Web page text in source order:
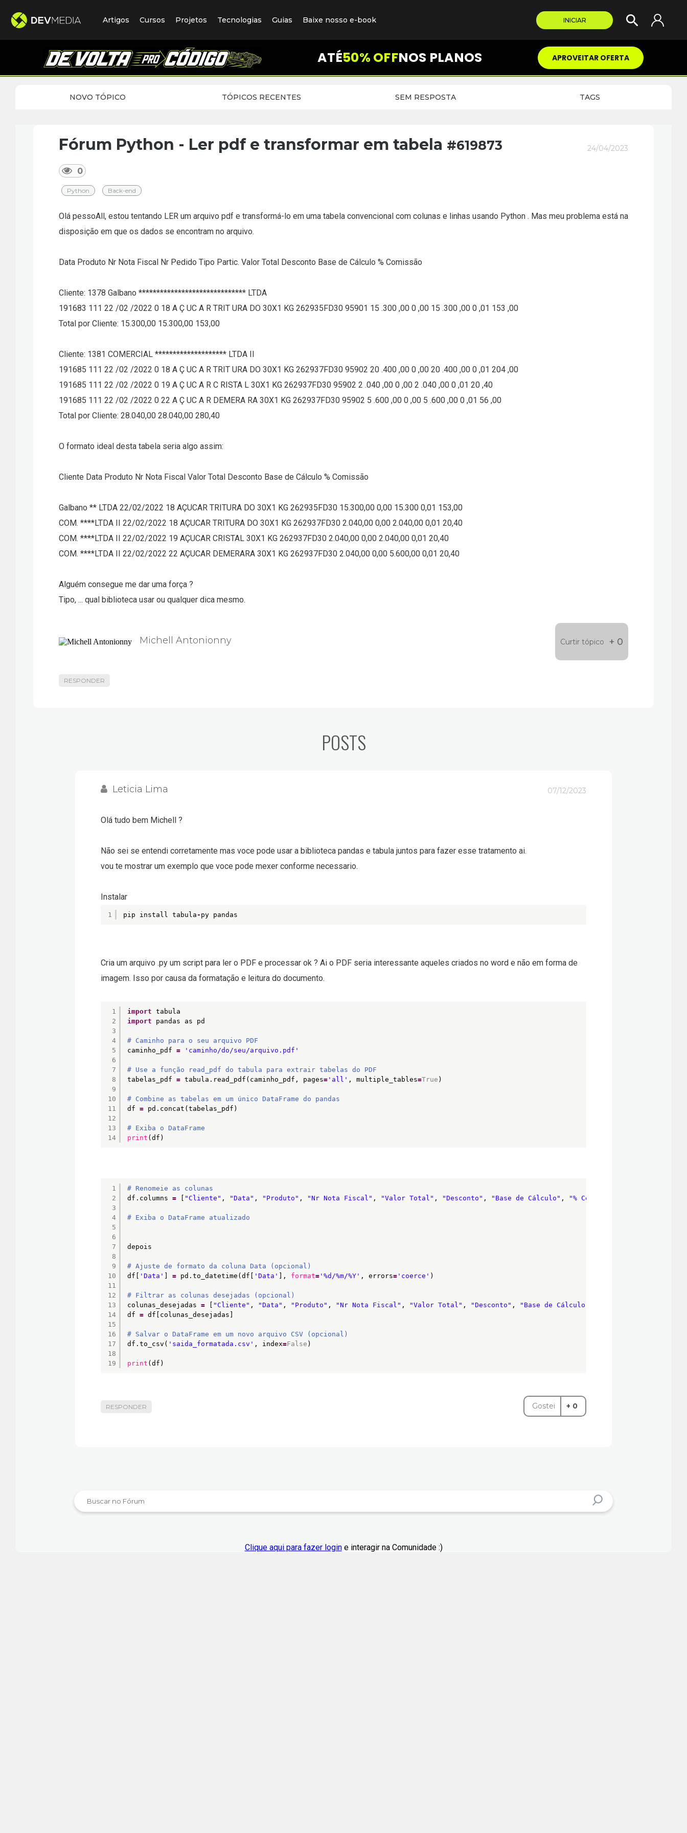
Artigos Cursos Projetos Tecnologias Guias Baixe nosso e-book INICIAR
ATÉ50% OFFNOS PLANOS APROVEITAR OFERTA
NOVO TÓPICO TÓPICOS RECENTES SEM RESPOSTA TAGS
Fórum Python - Ler pdf e transformar em tabela #619873 24/04/2023
0
Python Back-end
Olá pessoAll, estou tentando LER um arquivo pdf e transformá-lo em uma tabela convencional com colunas e linhas usando Python . Mas meu problema está na
disposição em que os dados se encontram no arquivo.
Data Produto Nr Nota Fiscal Nr Pedido Tipo Partic. Valor Total Desconto Base de Cálculo % Comissão
Cliente: 1378 Galbano ****************************** LTDA
191683 111 22 /02 /2022 0 18 A Ç UC A R TRIT URA DO 30X1 KG 262935FD30 95901 15 .300 ,00 0 ,00 15 .300 ,00 0 ,01 153 ,00
Total por Cliente: 15.300,00 15.300,00 153,00
Cliente: 1381 COMERCIAL ******************** LTDA II
191685 111 22 /02 /2022 0 18 A Ç UC A R TRIT URA DO 30X1 KG 262937FD30 95902 20 .400 ,00 0 ,00 20 .400 ,00 0 ,01 204 ,00
191685 111 22 /02 /2022 0 19 A Ç UC A R C RISTA L 30X1 KG 262937FD30 95902 2 .040 ,00 0 ,00 2 .040 ,00 0 ,01 20 ,40
191685 111 22 /02 /2022 0 22 A Ç UC A R DEMERA RA 30X1 KG 262937FD30 95902 5 .600 ,00 0 ,00 5 .600 ,00 0 ,01 56 ,00
Total por Cliente: 28.040,00 28.040,00 280,40
O formato ideal desta tabela seria algo assim:
Cliente Data Produto Nr Nota Fiscal Valor Total Desconto Base de Cálculo % Comissão
Galbano ** LTDA 22/02/2022 18 AÇUCAR TRITURA DO 30X1 KG 262935FD30 15.300,00 0,00 15.300 0,01 153,00
COM. ****LTDA II 22/02/2022 18 AÇUCAR TRITURA DO 30X1 KG 262937FD30 2.040,00 0,00 2.040,00 0,01 20,40
COM. ****LTDA II 22/02/2022 19 AÇUCAR CRISTAL 30X1 KG 262937FD30 2.040,00 0,00 2.040,00 0,01 20,40
COM. ****LTDA II 22/02/2022 22 AÇUCAR DEMERARA 30X1 KG 262937FD30 2.040,00 0,00 5.600,00 0,01 20,40
Alguém consegue me dar uma força ?
Tipo, ... qual biblioteca usar ou qualquer dica mesmo.
Michell Antonionny Curtir tópico + 0
RESPONDER
POSTS
07/12/2023
Leticia Lima
Olá tudo bem Michell ?
Não sei se entendi corretamente mas voce pode usar a biblioteca pandas e tabula juntos para fazer esse tratamento ai.
vou te mostrar um exemplo que voce pode mexer conforme necessario.
Instalar
1 pip install tabula- py pandas
Cria um arquivo .py um script para ler o PDF e processar ok ? Ai o PDF seria interessante aqueles criados no word e não em forma de
imagem. Isso por causa da formatação e leitura do documento.
1
2
3
4
5
6
7
8
9
10
11
12
13
14
import tabula
import
pandas as pd
# Caminho para o seu arquivo PDF
caminho_pdf = 'caminho/do/seu/arquivo.pdf'
# Use a função read_pdf do tabula para extrair tabelas do PDF
tabelas_pdf = tabula.read_pdf(caminho_pdf, pages= 'all' , multiple_tables=True )
# Combine as tabelas em um único DataFrame do pandas
df = pd.concat(tabelas_pdf)
# Exiba o DataFrame
print (df)
1
2
3
4
5
6
7
8
9
10
11
12
13
14
15
16
17
18
19
# Renomeie as colunas
df.columns = "Cliente" , "Data" , "Produto" , "Nr Nota Fiscal" , "Valor Total" , "Desconto" , "Base de Cálculo" , "% Comissão"
# Exiba o DataFrame atualizado
depois
# Ajuste de formato da coluna Data (opcional)
df[
'Data' = pd.to_datetime(df[ 'Data' ], format= '%d/%m/%Y' , errors= 'coerce' )
# Filtrar as colunas desejadas (opcional)
colunas_desejadas = "Cliente" , "Data" , "Produto" , "Nr Nota Fiscal" , "Valor Total" , "Desconto" , "Base de Cálculo"
df = df[colunas_desejadas]
# Salvar o DataFrame em um novo arquivo CSV (opcional)
df.to_csv( 'saida_formatada.csv' , index=False )
print (df)
RESPONDER Gostei + 0
Clique aqui para fazer logine interagir na Comunidade :)